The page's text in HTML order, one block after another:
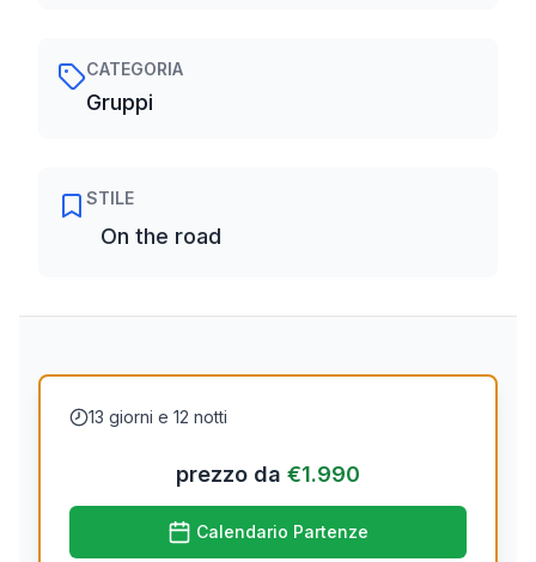
CATEGORIA
Gruppi
STILE
On the road
13 giorni e 12 notti
prezzo da €1.990
Calendario Partenze